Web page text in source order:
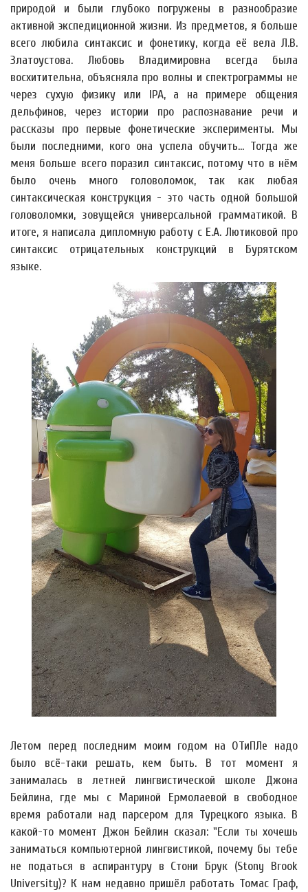
природой и были глубоко погружены в разнообразие
активной экспедиционной жизни. Из предметов, я больше
всего любила синтаксис и фонетику, когда её вела Л.В.
Златоустова. Любовь Владимировна всегда была
восхитительна, объясняла про волны и спектрограммы не
через сухую физику или IPA, а на примере общения
дельфинов, через истории про распознавание речи и
рассказы про первые фонетические эксперименты. Мы
были последними, кого она успела обучить... Тогда же
меня больше всего поразил синтаксис, потому что в нём
было очень много головоломок, так как любая
синтаксическая конструкция - это часть одной большой
головоломки, зовущейся универсальной грамматикой. В
итоге, я написала дипломную работу с Е.А. Лютиковой про
синтаксис отрицательных конструкций в Бурятском
языке.
Летом перед последним моим годом на ОТиПЛе надо
было всё-таки решать, кем быть. В тот момент я
занималась в летней лингвистической школе Джона
Бейлина, где мы с Мариной Ермолаевой в свободное
время работали над парсером для Турецкого языка. В
какой-то момент Джон Бейлин сказал: "Если ты хочешь
заниматься компьютерной лингвистикой, почему бы тебе
не податься в аспирантуру в Стони Брук (Stony Brook
University)? К нам недавно пришёл работать Томас Граф,